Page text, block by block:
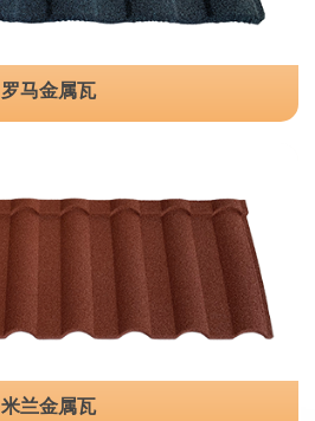
罗马金属瓦
米兰金属瓦